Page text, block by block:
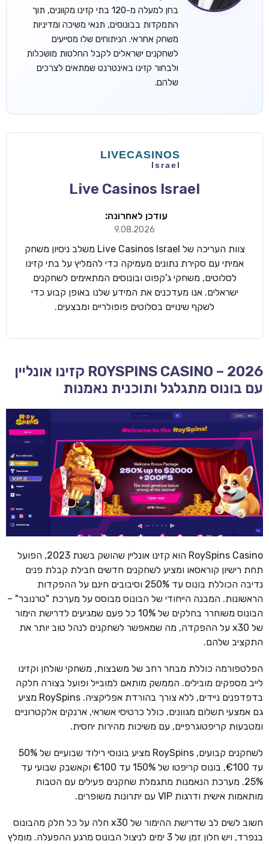
בחן למעלה מ-120 בתי קזינו מקוונים, תוך
התמקדות בבונוסים, תנאי משיכה ומדיניות
משחק אחראי. הניתוחים שלו מסייעים
לשחקנים ישראלים לקבל החלטות מושכלות
ולבחור קזינו באינטרנט שמתאים לצרכים
שלהם.
Live Casinos Israel
עודכן לאחרונה:
9.08.2026
צוות העריכה של Live Casinos Israel משלב ניסיון משחק
אמיתי עם סקירת נתונים מעמיקה כדי להמליץ על בתי קזינו
לסלוטים, משחקי ג'קפוט ובונוסים המתאימים לשחקנים
ישראלים. אנו מעדכנים את המידע שלנו באופן קבוע כדי
לשקף שינויים בסלוטים פופולריים ומבצעים.
ROYSPINS CASINO – 2026 קזינו אונליין
עם בונוס מתגלגל ותוכנית נאמנות
RoySpins Casino הוא קזינו אונליין שהושק בשנת 2023, הפועל
תחת רישיון קוראסאו ומציע לשחקנים חדשים חבילת קבלת פנים
נדיבה הכוללת בונוס עד 250% וסיבובים חינם על ההפקדות
הראשונות. המבנה הייחודי של הבונוס מבוסס על מערכת "טרנובר" –
הבונוס משוחרר בחלקים של 10% כל פעם שמגיעים לדרישת הימור
של x30 על ההפקדה, מה שמאפשר לשחקנים לנהל טוב יותר את
התקציב שלהם.
הפלטפורמה כוללת מבחר רחב של משבצות, משחקי שולחן וקזינו
לייב מספקים מובילים. הממשק מותאם למובייל ופועל בצורה חלקה
בדפדפנים ניידים, ללא צורך בהורדת אפליקציה. RoySpins מציע
גם אמצעי תשלום מגוונים, כולל כרטיסי אשראי, ארנקים אלקטרוניים
ומטבעות קריפטוגרפיים, עם משיכות מהירות יחסית.
לשחקנים קבועים, RoySpins מציע בונוסי רילוד שבועיים של 50%
עד €100, בונוס קריפטו של 150% עד €100 וקאשבק שבועי עד
25%. מערכת הנאמנות מתגמלת שחקנים פעילים עם הטבות
מותאמות אישית ודרגות VIP עם יתרונות משופרים.
חשוב לשים לב שדרישת ההימור של x30 חלה על כל חלק מהבונוס
בנפרד, ויש חלון זמן של 3 ימים לניצול הבונוס מרגע ההפעלה. מומלץ